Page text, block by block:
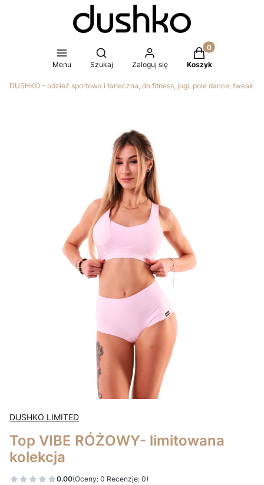
Menu
Otwórz wyszukiwarkę
Szukaj Zaloguj się
Produkty w
Koszyk
DUSHKO - odzież sportowa i taneczna, do fitness, jogi, pole dance, tweak
DUSHKO LIMITED
Top VIBE RÓŻOWY- limitowana
kolekcja
0.00(Oceny: 0 Recenzje: 0)